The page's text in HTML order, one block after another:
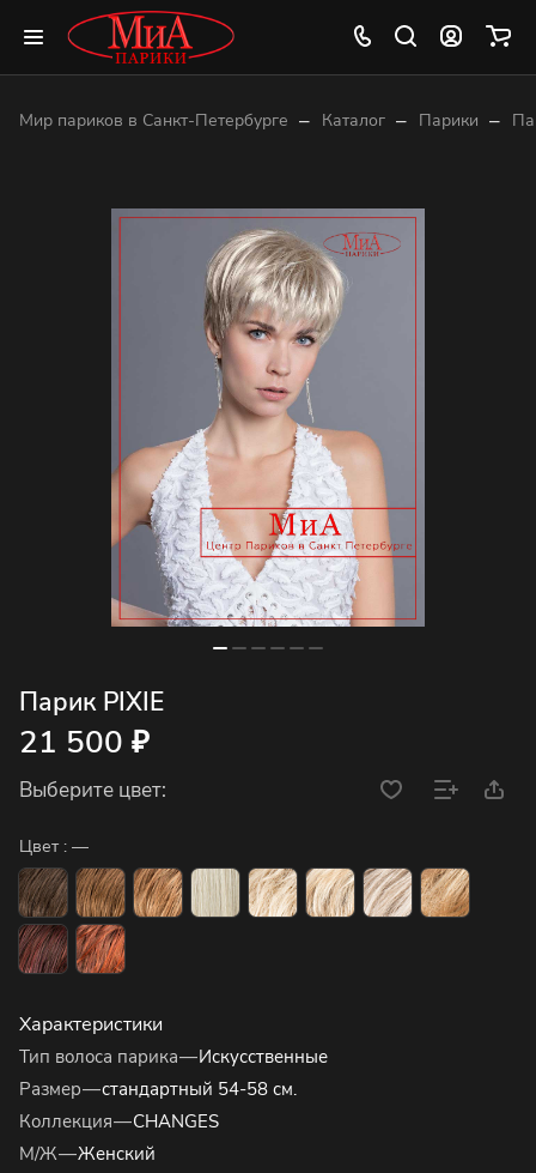
Мир париков в Санкт-Петербурге – Каталог – Парики –
Парик PIXIE
21 500 ₽
Выберите цвет:
Цвет : —
Характеристики
Тип волоса парика—Искусственные
Размер—стандартный 54-58 см.
Коллекция—CHANGES
М/Ж—Женский